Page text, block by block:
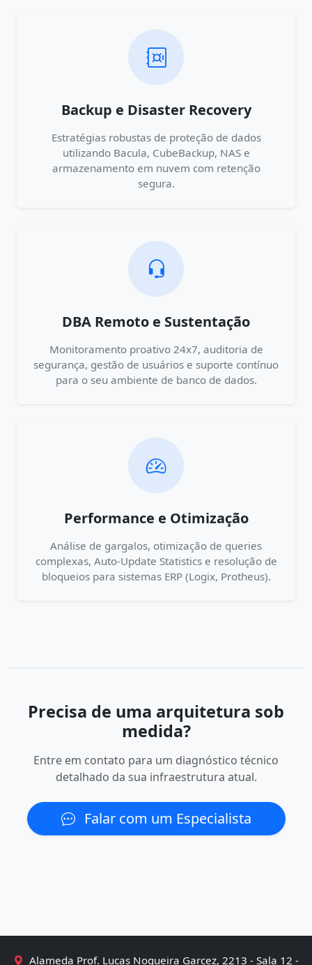
Backup e Disaster Recovery
Estratégias robustas de proteção de dados
utilizando Bacula, CubeBackup, NAS e
armazenamento em nuvem com retenção
segura.
DBA Remoto e Sustentação
Monitoramento proativo 24x7, auditoria de
segurança, gestão de usuários e suporte contínuo
para o seu ambiente de banco de dados.
Performance e Otimização
Análise de gargalos, otimização de queries
complexas, Auto-Update Statistics e resolução de
bloqueios para sistemas ERP (Logix, Protheus).
Precisa de uma arquitetura sob
medida?
Entre em contato para um diagnóstico técnico
detalhado da sua infraestrutura atual.
Falar com um Especialista
Alameda Prof. Lucas Nogueira Garcez, 2213 - Sala 12 -